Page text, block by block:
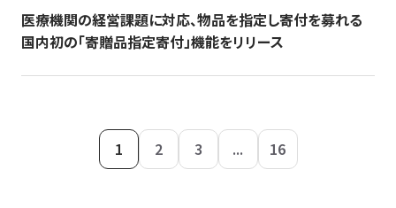
医療機関の経営課題に対応、物品を指定し寄付を募れる
国内初の「寄贈品指定寄付」機能をリリース
1 2 3 ... 16